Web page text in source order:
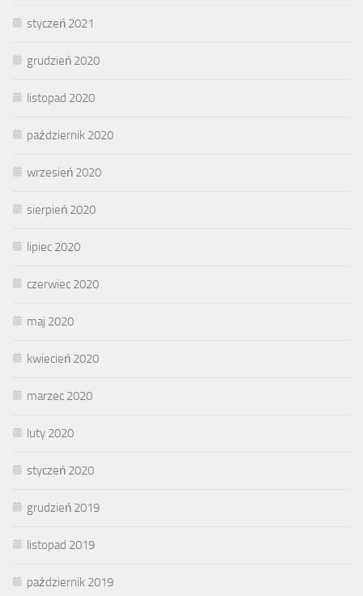
styczeń 2021
grudzień 2020
listopad 2020
październik 2020
wrzesień 2020
sierpień 2020
lipiec 2020
czerwiec 2020
maj 2020
kwiecień 2020
marzec 2020
luty 2020
styczeń 2020
grudzień 2019
listopad 2019
październik 2019